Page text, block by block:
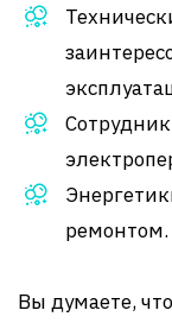
ремонтом.
Вы думаете,